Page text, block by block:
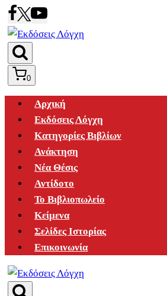
Skip
to
content
0
Αρχική
Εκδόσεις Λόγχη
Κατηγορίες Βιβλίων
Ανάκτηση
Νέα Θέσις
Αντίδοτο
Το Βιβλιοπωλείο
Κείμενα
Σελίδες Ιστορίας
Επικοινωνία